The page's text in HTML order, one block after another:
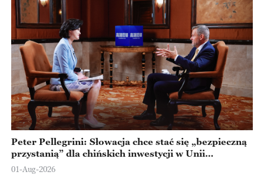
Peter Pellegrini: Słowacja chce stać się „bezpieczną
przystanią” dla chińskich inwestycji w Unii
Europejskiej
01-Aug-2026